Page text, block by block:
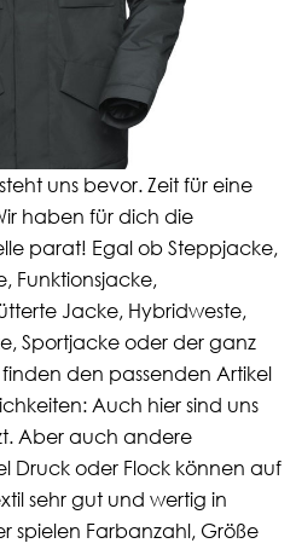
uns bevor. Zeit für eine
haben für dich die
parat! Egal ob Steppjacke,
Funktionsjacke,
Jacke, Hybridweste,
Sportjacke oder der ganz
den passenden Artikel
Auch hier sind uns
Aber auch andere
Druck oder Flock können auf
sehr gut und wertig in
spielen Farbanzahl, Größe